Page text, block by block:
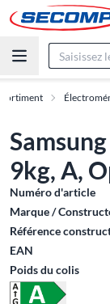
9kg, A,
Numéro d'article
Marque /
Référence
EAN
Poids du colis